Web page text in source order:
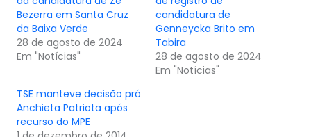
Bezerra em Santa Cruz
da Baixa Verde
28 de agosto de 2024
Em "Notícias"
candidatura de
Genneycka Brito em
Tabira
28 de agosto de 2024
Em "Notícias"
TSE manteve decisão pró
Anchieta Patriota após
recurso do MPE